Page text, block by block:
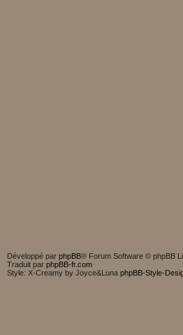
Développé par phpBB® Forum Software © phpBB
Traduit par phpBB-fr.com
Style: X-Creamy by Joyce&Luna phpBB-Style-